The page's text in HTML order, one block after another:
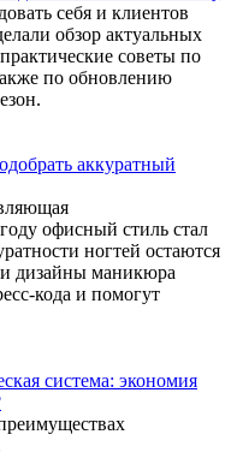
себя и клиентов
обзор актуальных
советы по
по обновлению
аккуратный
офисный стиль стал
ногтей остаются
дизайны маникюра
кода и помогут
система: экономия